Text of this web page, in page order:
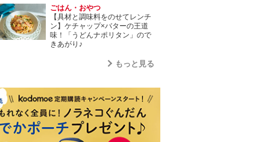
ごはん・おやつ
【具材と調味料をのせてレンチ
ン】ケチャップ×バターの王道
味！「うどんナポリタン」ので
きあがり♪
もっと見る